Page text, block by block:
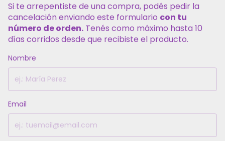
Si te arrepentiste de una compra, podés pedir la
cancelación enviando este formulario con tu
número de orden. Tenés como máximo hasta 10
días corridos desde que recibiste el producto.
Nombre
Email